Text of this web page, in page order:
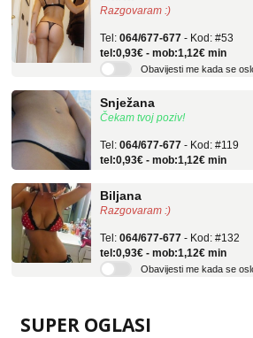
064/677-677
tel:0,93€ - mob:1,12€ min
Obavijesti me kada se
Čekam tvoj poziv!
064/677-677
tel:0,93€ - mob:1,12€ min
Razgovaram :)
064/677-677
tel:0,93€ - mob:1,12€ min
Obavijesti me kada se
Tel:064/677-677
SUPER OGLASI